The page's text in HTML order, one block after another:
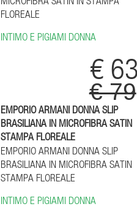
FLOREALE
INTIMO E PIGIAMI DONNA
€
€ 79
EMPORIO ARMANI DONNA SLIP
BRASILIANA IN MICROFIBRA SATIN
STAMPA FLOREALE
EMPORIO ARMANI DONNA SLIP
BRASILIANA IN MICROFIBRA SATIN
STAMPA FLOREALE
INTIMO E PIGIAMI DONNA